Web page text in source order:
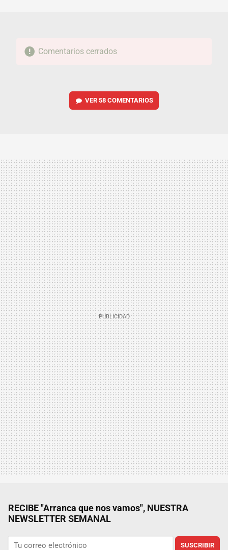
Comentarios cerrados
VER 58 COMENTARIOS
RECIBE "Arranca que nos vamos", NUESTRA
NEWSLETTER SEMANAL
SUSCRIBIR